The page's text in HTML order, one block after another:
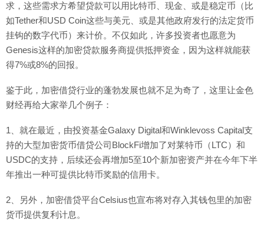
求，这些需求方希望贷款可以用比特币、现金、或是稳定币（比
如Tether和USD Coin这些与美元、或是其他政府发行的法定货币
挂钩的数字代币）来计价。不仅如此，许多投资者也愿意为
Genesis这样的加密贷款服务商提供抵押资金，因为这样就能获
得7%或8%的回报。
鉴于此，加密借贷行业的蓬勃发展也就不足为奇了，这里让金色
财经再给大家举几个例子：
1、就在最近，由投资基金Galaxy Digital和Winklevoss Capital支
持的大型加密货币借贷公司BlockFi增加了对莱特币（LTC）和
USDC的支持，后续还会再增加5至10个新加密资产并在今年下半
年推出一种可提供比特币奖励的信用卡。
2、另外，加密借贷平台Celsius也宣布将对存入其钱包里的加密
货币提供复利计息。